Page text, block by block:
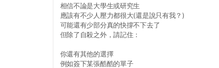
相信不論是大學生或研究生
應該有不少人壓力都很大(還是說只有我？)
可能還有少部分真的快撐不下去了
但除了自殺之外，請記住：
你還有其他的選擇
例如簽下某張酷酷的單子